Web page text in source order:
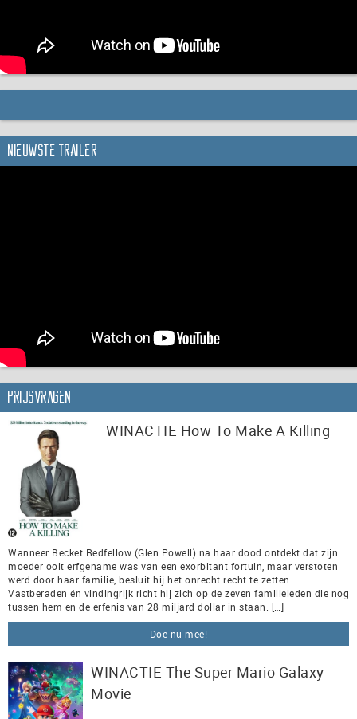
Nieuwste trailer
Prijsvragen
WINACTIE How To Make A Killing
Wanneer Becket Redfellow (Glen Powell) na haar dood ontdekt dat zijn
moeder ooit erfgename was van een exorbitant fortuin, maar verstoten
werd door haar familie, besluit hij het onrecht recht te zetten.
Vastberaden én vindingrijk richt hij zich op de zeven familieleden die nog
tussen hem en de erfenis van 28 miljard dollar in staan. […]
Doe nu mee!
WINACTIE The Super Mario Galaxy
Movie